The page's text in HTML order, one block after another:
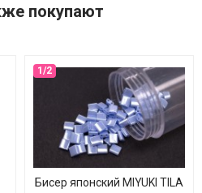
покупают
Бисер японский MIYUKI TILA